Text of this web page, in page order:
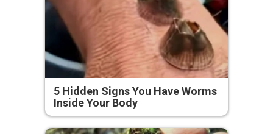
5 Hidden Signs You Have Worms
Inside Your Body